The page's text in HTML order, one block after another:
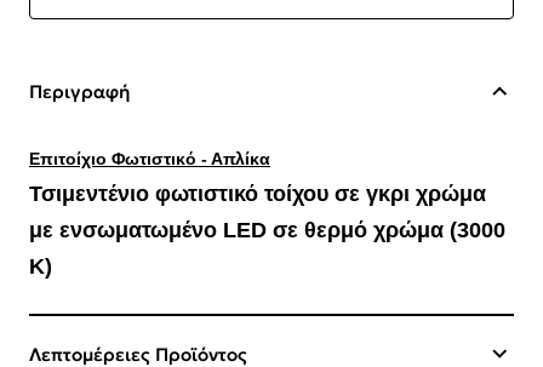
Περιγραφή
Επιτοίχιο Φωτιστικό - Απλίκα
Τσιμεντένιο φωτιστικό τοίχου σε γκρι χρώμα
με ενσωματωμένο LED σε θερμό χρώμα (3000
Κ)
Λεπτομέρειες Προϊόντος